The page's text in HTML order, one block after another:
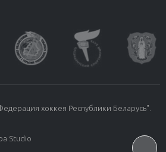
хоккея Республики Беларусь".
Studio